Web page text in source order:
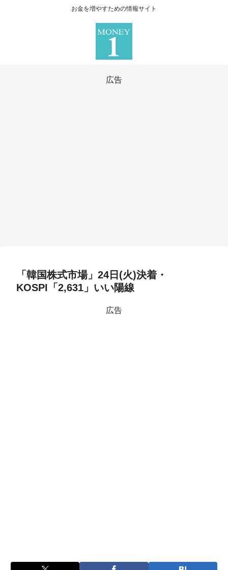
お金を増やすための情報サイト
広告
「韓国株式市場」24日(火)決着・
KOSPI「2,631」いい陽線
広告